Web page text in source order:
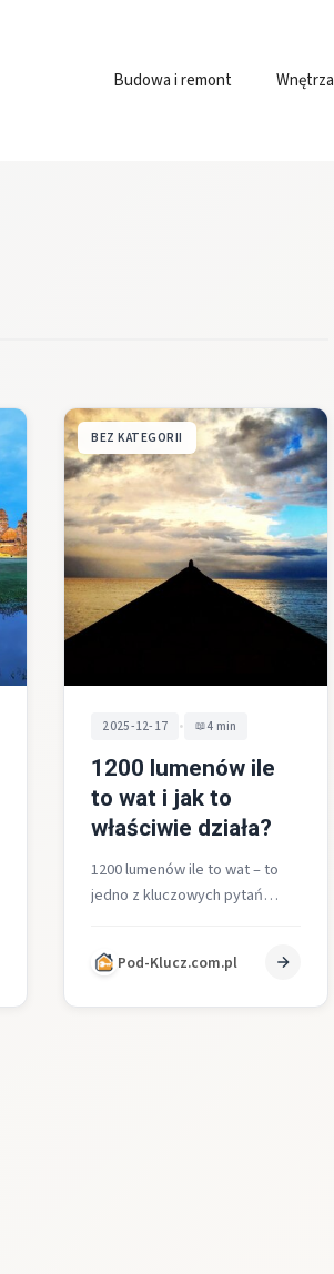
Budowa i remont Wnętrza
BEZ KATEGORII
2025-12-17 • 4 min
1200 lumenów ile
to wat i jak to
właściwie działa?
1200 lumenów ile to wat – to
jedno z kluczowych pytań
Już na wstępie należy…
Pod-Klucz.com.pl